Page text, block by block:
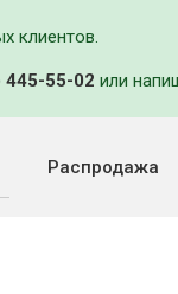
клиентов.
445-55-02 или
Распродажа